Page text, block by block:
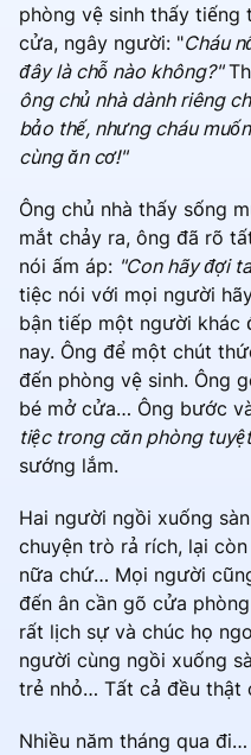
phòng vệ sinh thấy
cửa, ngây người: "Cháu
đây là chỗ nào không?"
ông chủ nhà dành riêng
bảo thế, nhưng cháu
cùng ăn cơ!"
Ông chủ nhà thấy sống
mắt chảy ra, ông đã rõ
nói ấm áp: "Con hãy đợi
tiệc nói với mọi người
bận tiếp một người khác
nay. Ông để một chút
đến phòng vệ sinh. Ông
bé mở cửa… Ông bước
tiệc trong căn phòng
sướng lắm.
Hai người ngồi xuống
chuyện trò rả rích, lại
nữa chứ… Mọi người
đến ân cần gõ cửa
rất lịch sự và chúc họ
người cùng ngồi xuống
trẻ nhỏ… Tất cả đều thật
Nhiều năm tháng qua